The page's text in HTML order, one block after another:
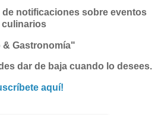
notificaciones sobre eventos
culinarios
& Gastronomía"
dar de baja cuando lo desees.
aquí!